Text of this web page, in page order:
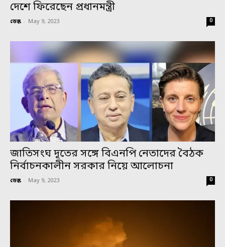
দেশে ফিরেছেন প্রধানমন্ত্রী
ডেস্ক - May 9, 2023 0
জাতিসংঘ দূতের সঙ্গে বিএনপি নেতাদের বৈঠক
নির্বাচনকালীন সরকার নিয়ে আলোচনা
ডেস্ক - May 9, 2023 0